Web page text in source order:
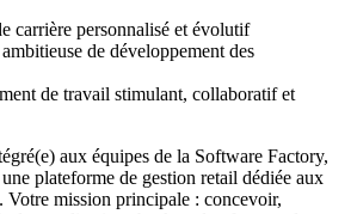
carrière personnalisé et évolutif
de développement des
de travail stimulant, collaboratif et
aux équipes de la Software Factory,
plateforme de gestion retail dédiée aux
Votre mission principale : concevoir,